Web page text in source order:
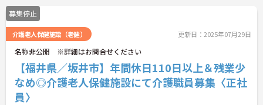
募集停止
介護老人保健施設（老健） 更新日：2025年07月29日
名称非公開 ※詳細はお問合せください
【福井県／坂井市】年間休日110日以上＆残業少
なめ◎介護老人保健施設にて介護職員募集〈正社
員〉